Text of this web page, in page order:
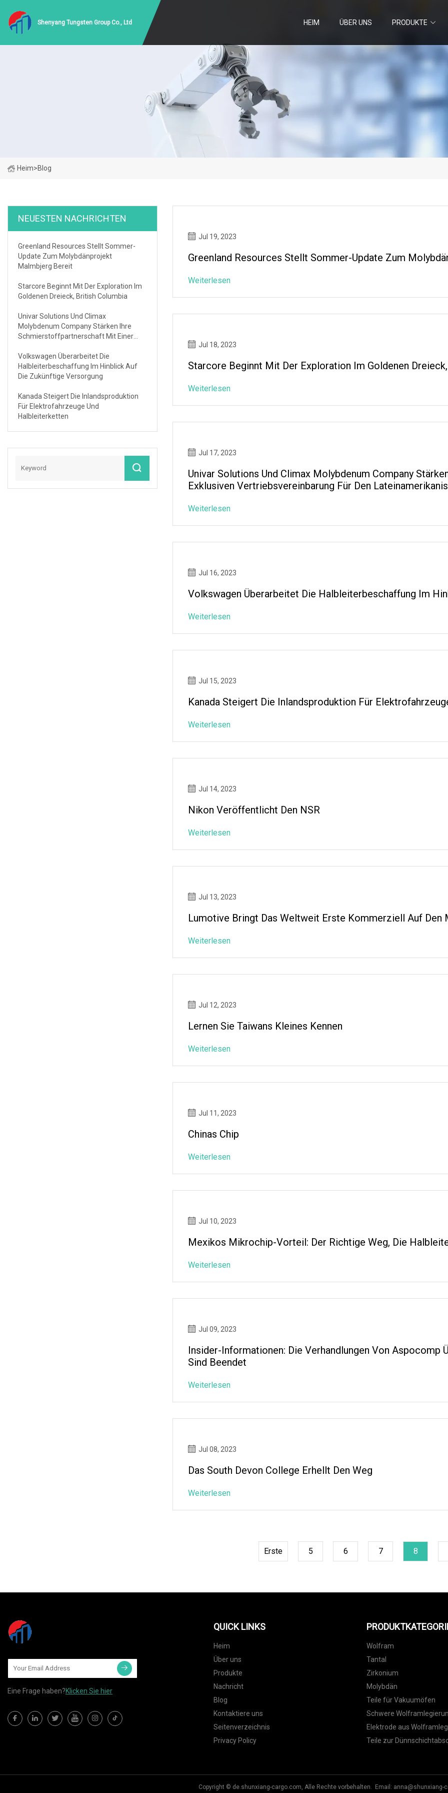
Shenyang Tungsten Group Co., Ltd HEIM ÜBER UNS PRODUKTE
Heim>Blog
NEUESTEN NACHRICHTEN
Greenland Resources Stellt Sommer-
Update Zum Molybdänprojekt
Malmbjerg Bereit
Starcore Beginnt Mit Der Exploration Im
Goldenen Dreieck, British Columbia
Univar Solutions Und Climax
Molybdenum Company Stärken Ihre
Schmierstoffpartnerschaft Mit Einer
Den Lateinamerikanischen Markt
Volkswagen Überarbeitet Die
Halbleiterbeschaffung Im Hinblick Auf
Die Zukünftige Versorgung
Kanada Steigert Die Inlandsproduktion
Für Elektrofahrzeuge Und
Halbleiterketten
Jul 19, 2023
Greenland Resources Stellt Sommer-Update Zum
Weiterlesen
Jul 18, 2023
Starcore Beginnt Mit Der Exploration Im Goldenen
Weiterlesen
Jul 17, 2023
Univar Solutions Und Climax Molybdenum Company
Exklusiven Vertriebsvereinbarung Für Den
Weiterlesen
Jul 16, 2023
Volkswagen Überarbeitet Die Halbleiterbeschaffung Im
Weiterlesen
Jul 15, 2023
Kanada Steigert Die Inlandsproduktion Für
Weiterlesen
Jul 14, 2023
Nikon Veröffentlicht Den NSR
Weiterlesen
Jul 13, 2023
Lumotive Bringt Das Weltweit Erste Kommerziell Auf Den
Weiterlesen
Jul 12, 2023
Lernen Sie Taiwans Kleines Kennen
Weiterlesen
Jul 11, 2023
Chinas Chip
Weiterlesen
Jul 10, 2023
Mexikos Mikrochip-Vorteil: Der Richtige Weg, Die
Weiterlesen
Jul 09, 2023
Insider-Informationen: Die Verhandlungen Von Aspocomp
Sind Beendet
Weiterlesen
Jul 08, 2023
Das South Devon College Erhellt Den Weg
Weiterlesen
Erste 5 6 7 8
Eine Frage haben?Klicken Sie hier
QUICK LINKS
Heim
Über uns
Produkte
Nachricht
Blog
Kontaktiere uns
Seitenverzeichnis
Privacy Policy
Wolfram
Tantal
Zirkonium
Molybdän
Teile für Vakuumöfen
Schwere
Elektrode aus
Teile zur
Copyright © de.shunxiang-cargo.com, Alle Rechte vorbehalten. Email: anna@shunxiang-